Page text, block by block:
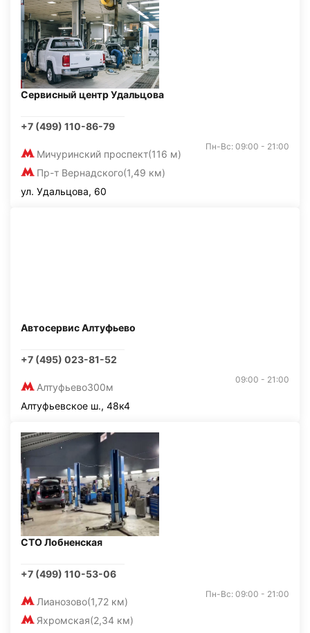
Сервисный центр Удальцова
+7 (499) 110-86-79
Мичуринский проспект(116 м)
Пр-т Вернадского(1,49 км)
Пн-Вс: 09:00 - 21:00
ул. Удальцова, 60
Автосервис Алтуфьево
+7 (495) 023-81-52
Алтуфьево300м
09:00 - 21:00
Алтуфьевское ш., 48к4
СТО Лобненская
+7 (499) 110-53-06
Лианозово(1,72 км)
Яхромская(2,34 км)
Пн-Вс: 09:00 - 21:00